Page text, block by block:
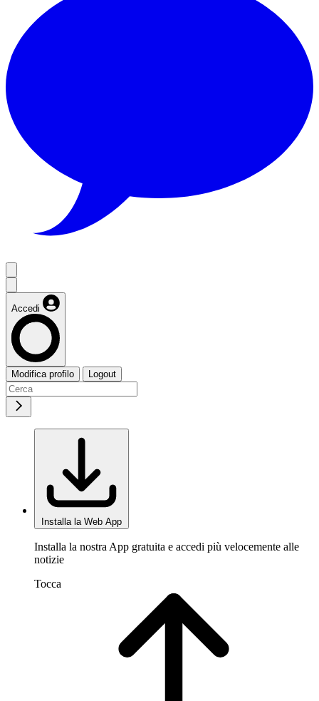
Accedi
Modifica profilo Logout
Installa la Web App
Installa la nostra App gratuita e accedi più velocemente alle
notizie
Tocca